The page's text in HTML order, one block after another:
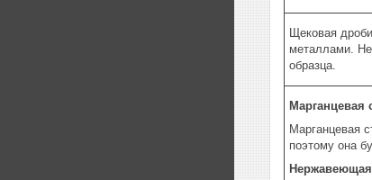
Щековая
металлами.
образца.
Марганцевая
Марганцевая
поэтому она
Нержавеющая